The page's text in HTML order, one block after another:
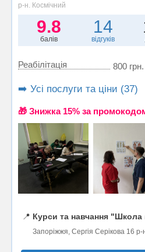
р-н. Космічний
9.8
балів
14
відгуків
Реабілітація 800
➡️ Усі послуги та ціни (37)
🎁 Знижка 15% за
📍 Курси та навчання "Школа
Запоріжжя, Сергія Серікова 16 р-